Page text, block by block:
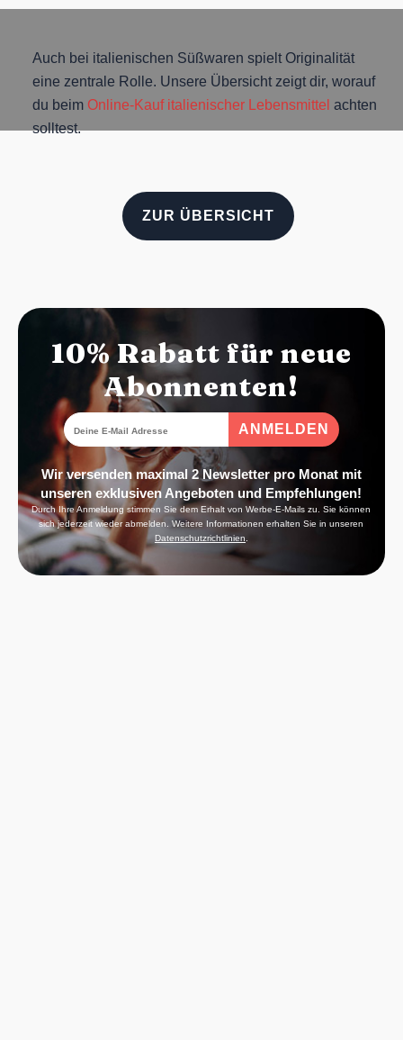
Auch bei italienischen Süßwaren spielt Originalität
eine zentrale Rolle. Unsere Übersicht zeigt dir, worauf
du beim Online-Kauf italienischer Lebensmittel achten
solltest.
ZUR ÜBERSICHT
10% Rabatt für neue
Abonnenten!
Wir versenden maximal 2 Newsletter pro Monat mit
unseren exklusiven Angeboten und Empfehlungen!
Durch Ihre Anmeldung stimmen Sie dem Erhalt von Werbe-E-Mails zu. Sie können
sich jederzeit wieder abmelden. Weitere Informationen erhalten Sie in unseren
Datenschutzrichtlinien.